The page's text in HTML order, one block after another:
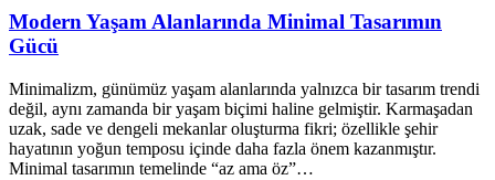
Modern Yaşam Alanlarında Minimal Tasarımın
Gücü
Minimalizm, günümüz yaşam alanlarında yalnızca bir tasarım trendi
değil, aynı zamanda bir yaşam biçimi haline gelmiştir. Karmaşadan
uzak, sade ve dengeli mekanlar oluşturma fikri; özellikle şehir
hayatının yoğun temposu içinde daha fazla önem kazanmıştır.
Minimal tasarımın temelinde “az ama öz”…